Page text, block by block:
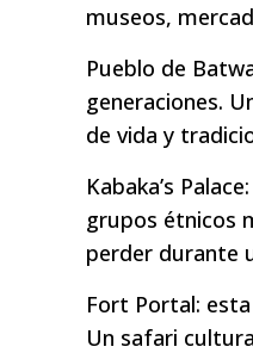
museos,
Pueblo de
generaciones.
de vida y
Kabaka’s
grupos étnicos
perder durante
Fort Portal:
Un safari